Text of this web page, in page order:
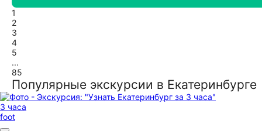
1
2
3
4
5
...
85
Популярные экскурсии в Екатеринбурге
3 часа
foot